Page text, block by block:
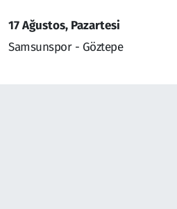
17 Ağustos, Pazartesi
Samsunspor - Göztepe